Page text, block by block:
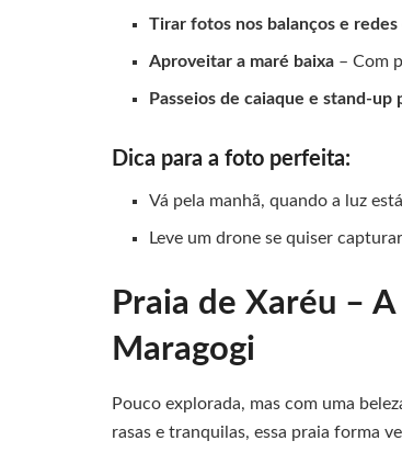
Tirar fotos nos balanços e
Aproveitar a maré baixa – Com
Passeios de caiaque e stand-up
Dica para a foto perfeita:
Vá pela manhã, quando a luz
Leve um drone se quiser
Praia de Xaréu –
Maragogi
Pouco explorada, mas com uma
rasas e tranquilas, essa praia forma